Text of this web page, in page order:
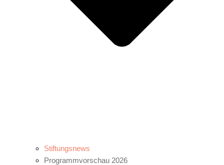
Stiftungsnews
Programmvorschau 2026